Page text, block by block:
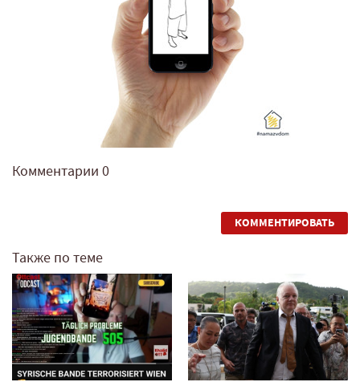
Комментарии 0
КОММЕНТИРОВАТЬ
Также по теме